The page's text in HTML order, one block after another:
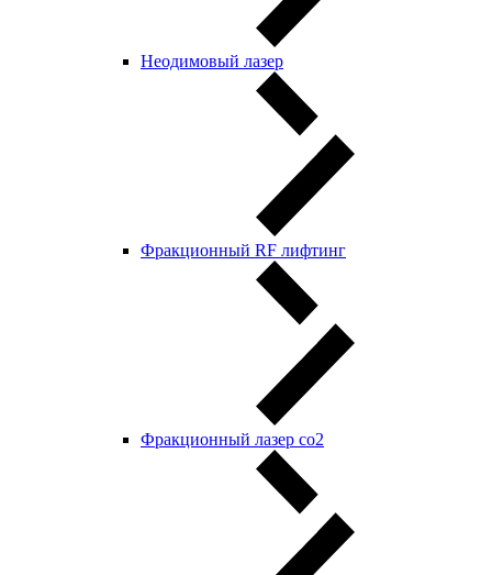
Неодимовый лазер
Фракционный RF лифтинг
Фракционный лазер со2